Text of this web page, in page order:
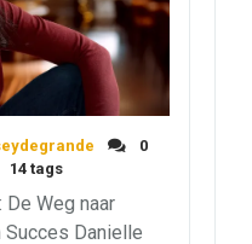
0
14 tags
De Weg naar
Danielle